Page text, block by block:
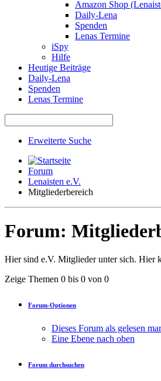
Amazon Shop
Daily-Lena
Spenden
Lenas Termine
iSpy
Hilfe
Heutige Beiträge
Daily-Lena
Spenden
Lenas Termine
Erweiterte Suche
Forum
Lenaisten e.V.
Mitgliederbereich
Forum:
Hier sind e.V. Mitglieder unter sich. Hier
Zeige Themen 0 bis 0 von 0
Forum-Optionen
Dieses Forum als gelesen
Eine Ebene nach oben
Forum durchsuchen